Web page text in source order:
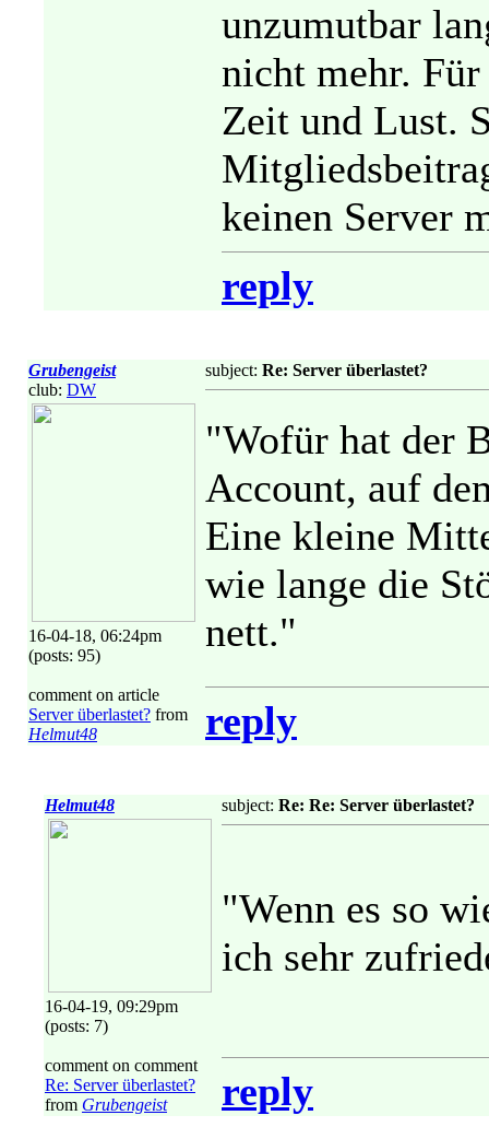
unzumutbar
nicht mehr. Für
Zeit und Lust.
keinen Server
reply
Grubengeist
club: DW
16-04-18, 06:24pm
(posts: 95)
comment on article
Server überlastet? from
Helmut48
subject: Re: Server überlastet?
"Wofür hat der
Account, auf
Eine kleine
wie lange die
nett."
reply
Helmut48
16-04-19, 09:29pm
(posts: 7)
comment on comment
Re: Server überlastet?
from Grubengeist
subject: Re: Re: Server überlastet?
"Wenn es so
ich sehr
reply